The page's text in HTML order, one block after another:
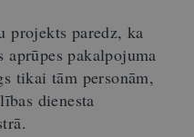
projekts paredz, ka
pakalpojuma
tikai tām personām,
dienesta